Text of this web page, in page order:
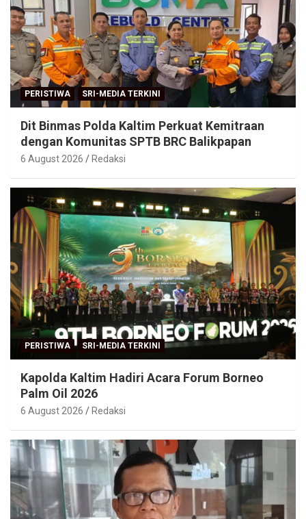
PERISTIWA SRI-MEDIA TERKINI
Dit Binmas Polda Kaltim Perkuat Kemitraan
dengan Komunitas SPTB BRC Balikpapan
6 August 2026 Redaksi
PERISTIWA SRI-MEDIA TERKINI
Kapolda Kaltim Hadiri Acara Forum Borneo
Palm Oil 2026
6 August 2026 Redaksi